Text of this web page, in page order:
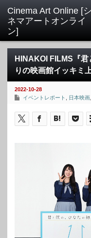
HINAKOI FILMS『
りの映画館イッキミ
2022-10-28
イベントレポート
日本映画